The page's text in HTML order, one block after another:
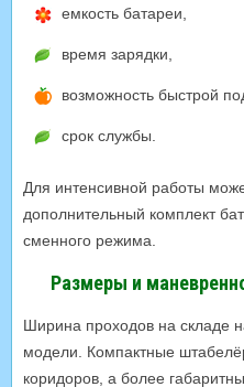
емкость батареи,
время зарядки,
возможность быстрой
срок службы.
Для интенсивной работы
дополнительный комплект
сменного режима.
Размеры и
Ширина проходов на складе
модели. Компактные
коридоров, а более